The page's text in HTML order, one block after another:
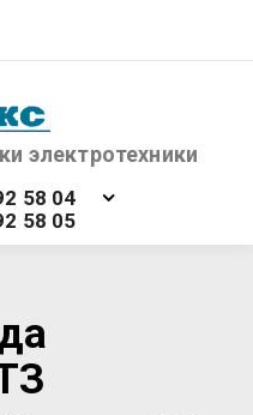
электротехники
58 04
58 05